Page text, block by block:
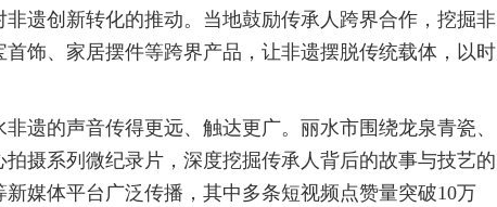
遗创新转化的推动。当地鼓励传承人跨界合作，挖掘非
饰、家居摆件等跨界产品，让非遗摆脱传统载体，以时
遗的声音传得更远、触达更广。丽水市围绕龙泉青瓷、
摄系列微纪录片，深度挖掘传承人背后的故事与技艺的
媒体平台广泛传播，其中多条短视频点赞量突破10万